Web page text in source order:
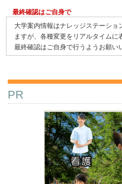
最終確認はご自身で
大学案内情報はナレッジステーショ
ますが、各種変更をリアルタイム
最終確認はご自身で行うようお願い
PR